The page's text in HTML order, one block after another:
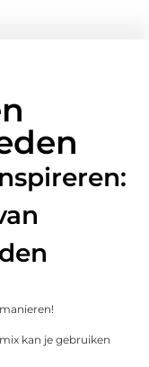
kan je gebruiken